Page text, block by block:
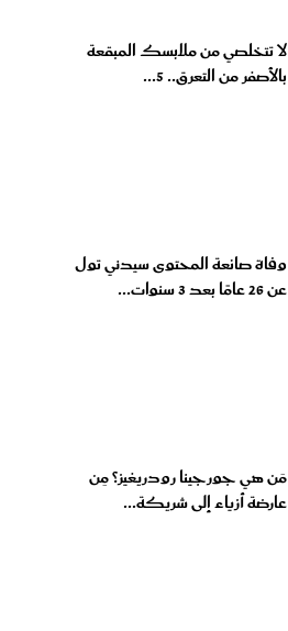
لا تتخلصي من ملابسك المبقعة
بالأصفر من التعرق.. 5...
وفاة صانعة المحتوى سيدني تول
عن 26 عامًا بعد 3 سنوات...
مَن هي جورجينا رودريغيز؟ مِن
عارضة أزياء إلى شريكة...